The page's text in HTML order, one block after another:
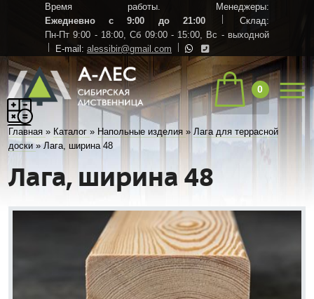
Время работы. Менеджеры:
Ежедневно с 9:00 до 21:00
Склад:
Пн-Пт 9:00 - 18:00, Сб 09:00 - 15:00, Вс - выходной
E-mail: alessibir@gmail.com
0
Главная » Каталог » Напольные изделия »Лага для террасной
доски »Лага, ширина 48
Лага, ширина 48